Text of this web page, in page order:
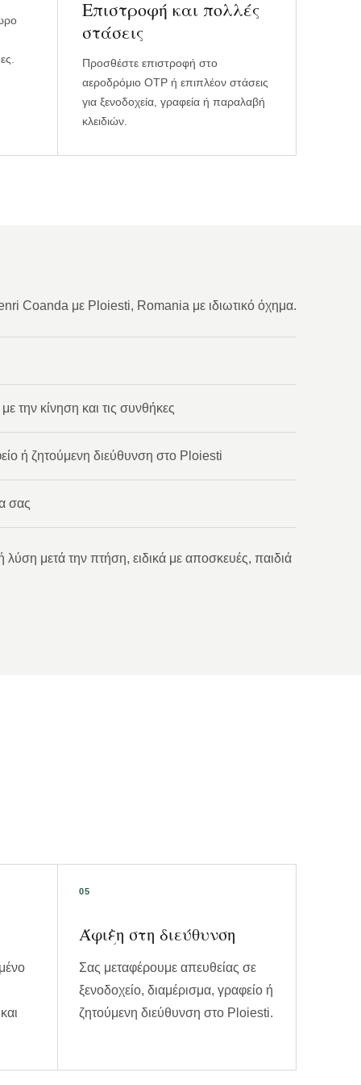
Επιστροφή και πολλές
στάσεις
Προσθέστε επιστροφή στο
αεροδρόμιο OTP ή επιπλέον στάσεις
για ξενοδοχεία, γραφεία ή παραλαβή
κλειδιών.
Coanda με Ploiesti, Romania με ιδιωτικό όχημα.
την κίνηση και τις συνθήκες
ή ζητούμενη διεύθυνση στο Ploiesti
σας
μετά την πτήση, ειδικά με αποσκευές, παιδιά
Άφιξη στη διεύθυνση
Σας μεταφέρουμε απευθείας σε
ξενοδοχείο, διαμέρισμα, γραφείο ή
ζητούμενη διεύθυνση στο Ploiesti.